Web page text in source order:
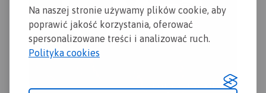
Na naszej stronie używamy plików cookie, aby
poprawić jakość korzystania, oferować
spersonalizowane treści i analizować ruch.
Polityka cookies